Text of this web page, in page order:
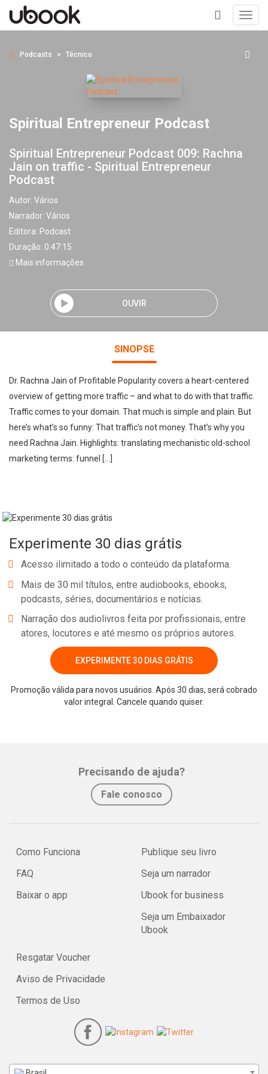
+
Podcasts Técnico
Spiritual Entrepreneur Podcast
Spiritual Entrepreneur Podcast 009: Rachna
Jain on traffic - Spiritual Entrepreneur
Podcast
Autor: Vários
Narrador: Vários
Editora: Podcast
Duração: 0:47:15
Mais informações
OUVIR
SINOPSE
Dr. Rachna Jain of Profitable Popularity covers a heart-centered
overview of getting more traffic – and what to do with that traffic.
Traffic comes to your domain. That much is simple and plain. But
here’s what’s so funny: That traffic’s not money. That’s why you
need Rachna Jain. Highlights: translating mechanistic old-school
marketing terms: funnel […]
Experimente 30 dias grátis
Acesso ilimitado a todo o conteúdo da plataforma.
Mais de 30 mil títulos, entre audiobooks, ebooks,
podcasts, séries, documentários e notícias.
Narração dos audiolivros feita por profissionais, entre
atores, locutores e até mesmo os próprios autores.
EXPERIMENTE 30 DIAS GRÁTIS
Promoção válida para novos usuários. Após 30 dias, será cobrado
valor integral. Cancele quando quiser.
Precisando de ajuda?
Fale conosco
Como Funciona
FAQ
Baixar o app
Publique seu livro
Seja um narrador
Ubook for business
Seja um Embaixador
Ubook
Resgatar Voucher
Aviso de Privacidade
Termos de Uso
Whatsapp Facebook Twitter E-mail